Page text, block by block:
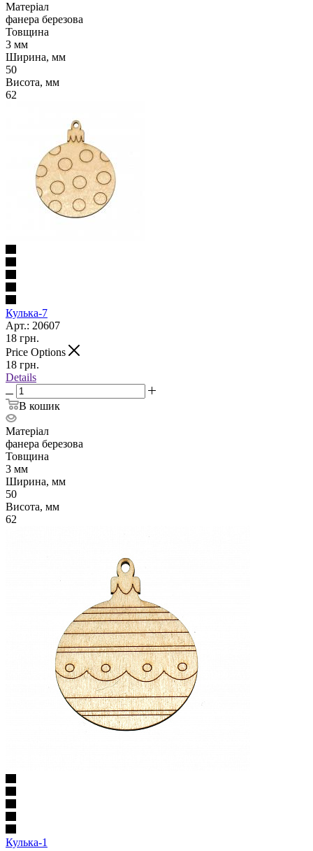
Матеріал
фанера березова
Товщина
3 мм
Ширина, мм
50
Висота, мм
62
Кулька-7
Арт.: 20607
18 грн.
Price Options
18 грн.
Details
В кошик
Матеріал
фанера березова
Товщина
3 мм
Ширина, мм
50
Висота, мм
62
Кулька-1